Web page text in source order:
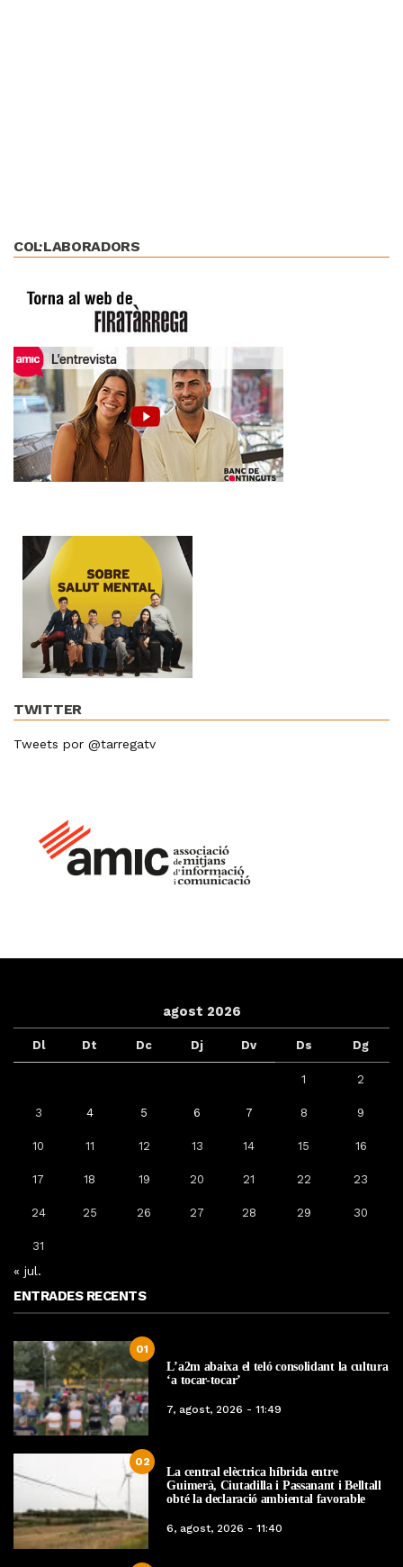
COL·LABORADORS
TWITTER
Tweets por @tarregatv
agost 2026
Dl Dt Dc Dj Dv Ds Dg
1 2
3 4 5 6 7 8 9
10 11 12 13 14 15 16
17 18 19 20 21 22 23
24 25 26 27 28 29 30
31
« jul.
ENTRADES RECENTS
01
L’a2m abaixa el teló consolidant la cultura
‘a tocar-tocar’
7, agost, 2026 - 11:49
02
La central elèctrica híbrida entre
Guimerà, Ciutadilla i Passanant i Belltall
obté la declaració ambiental favorable
6, agost, 2026 - 11:40